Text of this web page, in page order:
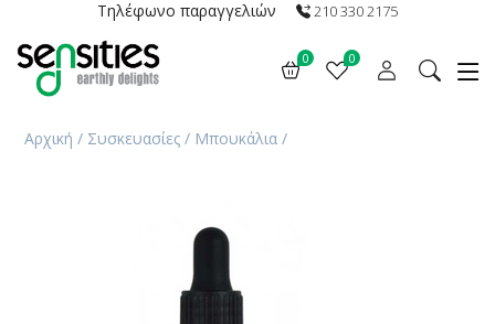
Τηλέφωνο παραγγελιών 210 330 2175
0 0
Αρχική / Συσκευασίες / Μπουκάλια /